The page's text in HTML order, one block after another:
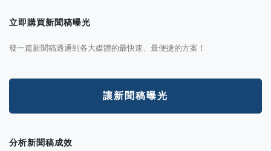
立即購買新聞稿曝光
發一篇新聞稿透通到各大媒體的最快速、最便捷的方案！
讓新聞稿曝光
分析新聞稿成效